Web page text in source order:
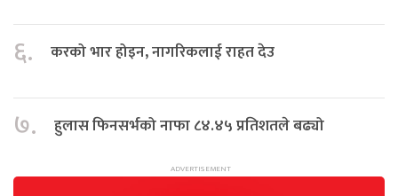
६. करको भार होइन, नागरिकलाई राहत देउ
७. हुलास फिनसर्भको नाफा ८४.४५ प्रतिशतले बढ्यो